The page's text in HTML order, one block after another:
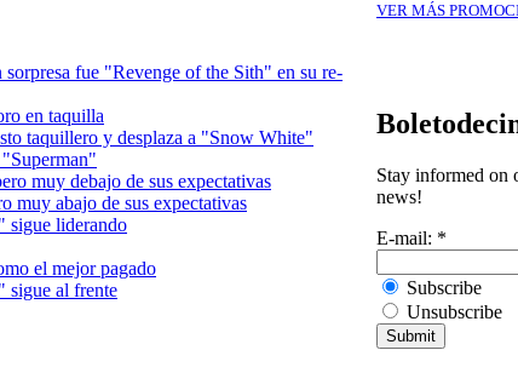
fue "Revenge of the Sith" en su re-
en taquilla
taquillero y desplaza a "Snow White"
muy debajo de sus expectativas
muy abajo de sus expectativas
sigue liderando
el mejor pagado
sigue al frente
VER MÁS
Stay informed on
news!
E-mail: *
Subscribe
Unsubscribe